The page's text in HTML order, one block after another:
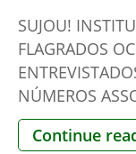
SUJOU!
FLAGRADOS
NÚMEROS
BENEFICIAR O
comentário do
Continue